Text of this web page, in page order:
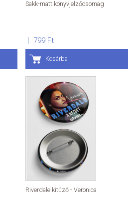
Sakk-matt könyvjelzőcsomag
799 Ft
Kosárba
Riverdale kitűző - Veronica